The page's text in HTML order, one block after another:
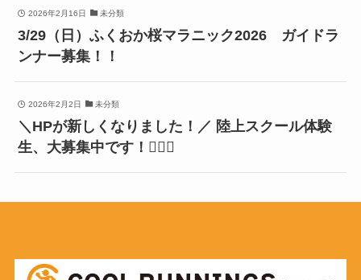
2026年2月16日 未分類
3/29（日）ふくおか桜マラニック2026 ガイドラ
ンナー募集！！
2026年2月2日 未分類
＼HPが新しくなりました！／ 陸上スクール体験
生、大募集中です！🏃‍♂️✨